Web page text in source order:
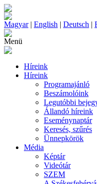
Magyar| English | Deutsch |
Menü
Híreink
Híreink
Programajánló
Beszámolóink
Legutóbbi
Állandó híreink
Eseménynaptár
Keresés, szűrés
Ünnepkörök
Média
Képtár
Videótár
SZEM